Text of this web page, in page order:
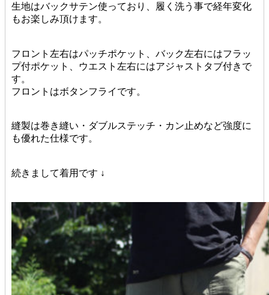
生地はバックサテン使っており、履く洗う事で経年変化
もお楽しみ頂けます。
フロント左右はパッチポケット、バック左右にはフラッ
プ付ポケット、ウエスト左右にはアジャストタブ付きで
す。
フロントはボタンフライです。
縫製は巻き縫い・ダブルステッチ・カン止めなど強度に
も優れた仕様です。
続きまして着用です ↓